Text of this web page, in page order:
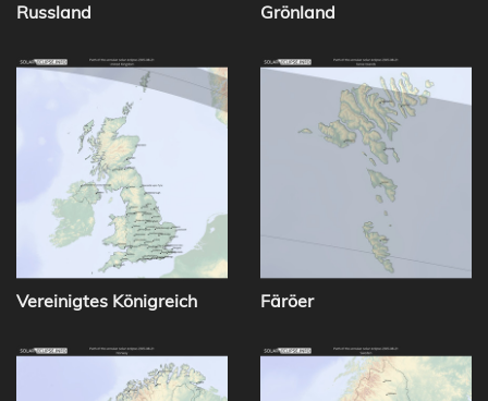
Russland Grönland
Vereinigtes Königreich Färöer